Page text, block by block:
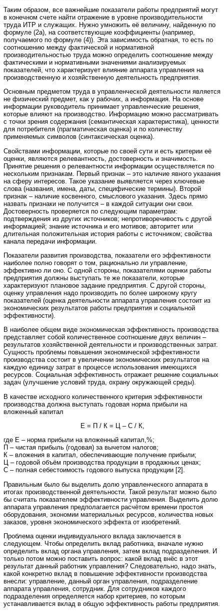
Таким образом, все важнейшие показатели работы предприятий могут
в конечном счете найти отражение в уровне производительности
труда ИТР и служащих. Нужно умножить её величину, найденную по
формуле (2а), на соответствующие коэффициенты (например,
получаемого по формуле (4)). Эта зависимость обратная, то есть по
соотношению между фактической и нормативной
производительностью труда можно определить соотношение между
фактическими и нормативными значениями анализируемых
показателей, что характеризует влияние аппарата управления на
производственную и хозяйственную деятельность предприятия.
Основным предметом труда в управленческой деятельности является
не физический предмет, как у рабочих, а информация. На основе
информации руководитель принимает управленческие решения,
которые влияют на производство. Информацию можно рассматривать
с точки зрения содержания (семантическая характеристика), ценности
для потребителя (прагматическая оценка) и по количеству
применяемых символов (синтаксическая оценка).
Свойствами информации, которые по своей сути и есть критерии её
оценки, являются релевантность, достоверность и значимость.
Принятие решения о релевантности информации осуществляется по
нескольким признакам. Первый признак – это наличие явного указания
на сферу интересов. Такое указание выявляется через ключевые
слова (названия, имена, даты, специфические термины). Второй
признак – наличие косвенного, смыслового указания. Здесь прямо
назвать признаки не получится – в каждой ситуации они свои.
Достоверность проверяется по следующим параметрам:
подтверждения из других источников; непротиворечивость с другой
информацией; знание источника и его мотивов; авторитет или
длительная положительная история работы с источником; свойства
канала передачи информации.
Показатели развития производства, показатели его эффективности
наиболее полно говорят о том, рационально ли управление,
эффективно ли оно. С одной стороны, показателями оценки работы
предприятия должны выступать те же показатели, которые
характеризуют плановое задание предприятия. С другой стороны,
оценку управления надо производить по более широкому кругу
показателей (оценка деятельности аппарата управления состоит из
экономических результатов работы предприятия и социальной
эффективности).
В наиболее общем виде экономическая эффективность производства
представляет собой количественное соотношение двух величин –
результатов хозяйственной деятельности и производственных затрат.
Сущность проблемы повышения экономической эффективности
производства состоит в увеличении экономических результатов на
каждую единицу затрат в процессе использования имеющихся
ресурсов. Социальная эффективность отражает решение социальных
задач (улучшение условий труда, охрану окружающей среды).
В качестве исходного количественного критерия эффективности
производства должна выступать годовая норма прибыли на
вложенный капитал
Е = П / К = Ц – С / К,
где Е – норма прибыли на вложенный капитал,%;
П – чистая прибыль (годовая) за вычетом налогов;
К – вложения в капитал, обеспечивающие получение прибыли;
Ц – годовой объём производства продукции в продажных ценах;
С – полная себестоимость годового выпуска продукции [2].
Правильным было бы выделить долю управленческого аппарата в
итогах производственной деятельности. Такой результат можно было
бы считать показателем эффективности управления. Выделить долю
аппарата управления предполагается расчётом времени простоя
оборудования, экономии материальных ресурсов, количества новых
заказов, уровня экономического эффекта от изобретений.
Проблема оценки индивидуального вклада заключается в
следующем. Чтобы определить вклад работника, вначале нужно
определить вклад органа управления, затем вклад подразделения. И
только потом можно поставить вопрос: какой вклад внёс в этот
результат данный работник управления? Следовательно, надо знать,
какой конкретно вклад в повышение эффективности производства
внесли: управление, данный орган управления, подразделение
аппарата управления, сотрудник. Для сотрудников каждого
подразделения определяется набор критериев, по которым
устанавливается вклад в общую эффективность работы предприятия.